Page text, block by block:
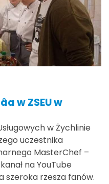
w ZSEU w
w Żychlinie
uczestnika
MasterChef –
na YouTube
szeroka rzesza fanów.